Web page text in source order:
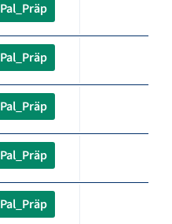
Pal_Präp
Pal_Präp
Pal_Präp
Pal_Präp
Pal_Präp